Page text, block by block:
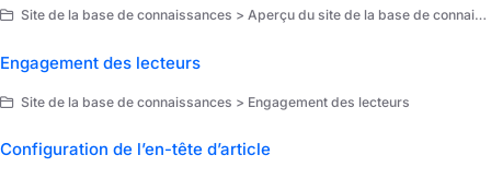
Site de la base de connaissances > Aperçu du site de la base de connaissances
Engagement des lecteurs
Site de la base de connaissances > Engagement des lecteurs
Configuration de l’en-tête d’article